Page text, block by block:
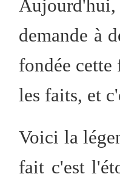
demande à
fondée
les faits, et
Voici la
fait c'est